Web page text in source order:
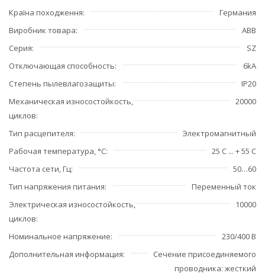
Країна походження
Германия
Виробник товара
ABB
Серия
SZ
Отключающая способность
6kA
Степень пылевлагозащиты
IP20
Механическая износостойкость,
циклов
20000
Тип расцепителя
Электромагнитный
Рабочая температура, °С
25 С ... + 55 С
Частота сети, Гц
50…60
Тип напряжения питания
Переменный ток
Электрическая износостойкость,
циклов
10000
Номинальное напряжение
230/400 В
Дополнительная информация
Сечение присоединяемого
проводника: жесткий